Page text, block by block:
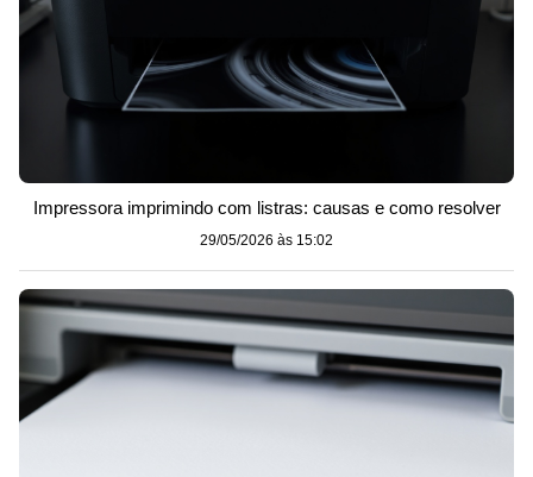
Impressora imprimindo com listras: causas e como resolver
29/05/2026 às 15:02